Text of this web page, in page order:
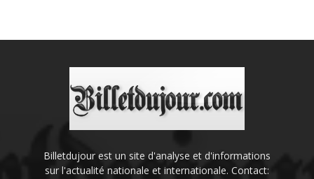
Billetdujour est un site d'analyse et d'informations
sur l'actualité nationale et internationale. Contact: